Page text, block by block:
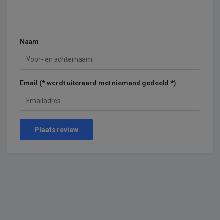
Naam
Email (* wordt uiteraard met niemand gedeeld *)
Plaats review